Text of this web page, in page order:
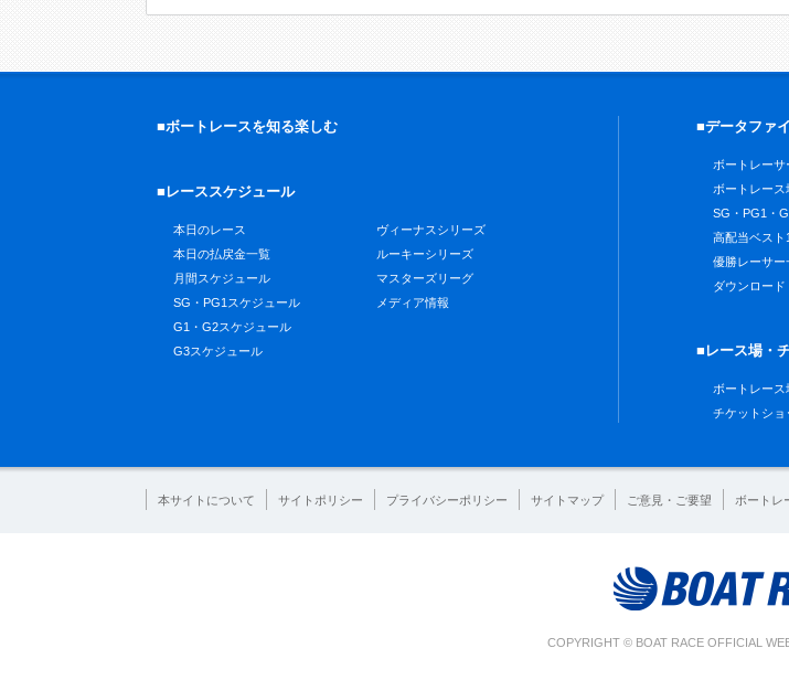
■ボートレースを知る楽しむ
■レーススケジュール
本日のレース
本日の払戻金一覧
月間スケジュール
SG・PG1スケジュール
G1・G2スケジュール
G3スケジュール
ヴィーナスシリーズ
ルーキーシリーズ
マスターズリーグ
メディア情報
■データファ
ボートレーサ
ボートレース
SG・PG1・
高配当ベスト
優勝レーサー
ダウンロード
■レース場・
ボートレース
チケットショ
本サイトについて サイトポリシー プライバシーポリシー サイトマップ ご意見・ご要望 ボートレ
COPYRIGHT © BOAT RACE OFFICIAL